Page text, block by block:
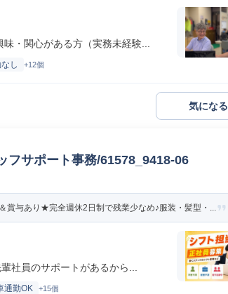
・関心がある方（実務未経験...
し +12個
気になる
フサポート事務/61578_9418-06
賞与あり★完全週休2日制で残業少なめ♪服装・髪型・...
社員のサポートがあるから...
通勤OK +15個